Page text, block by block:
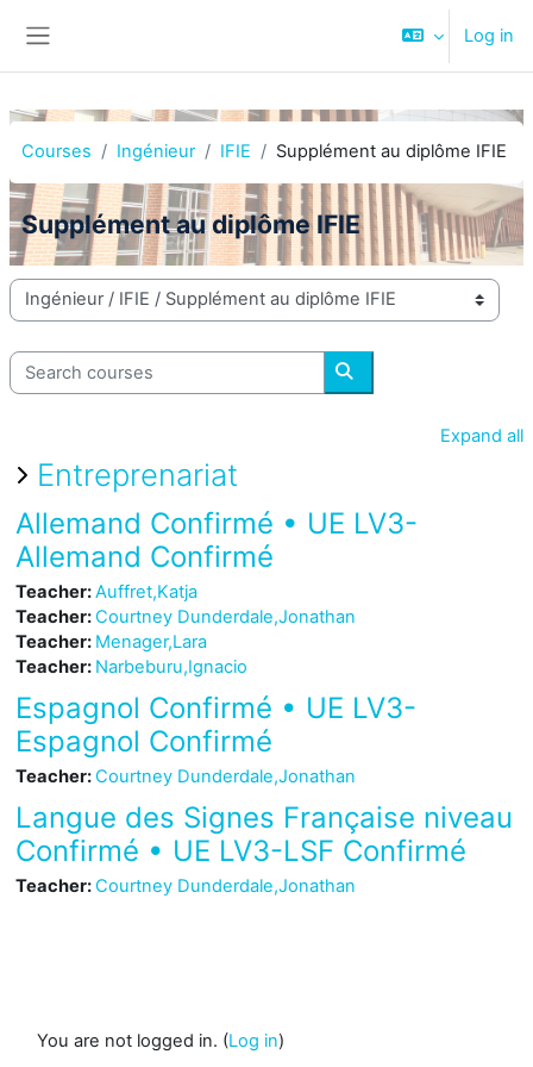
Log in
Courses Ingénieur IFIE Supplément au diplôme IFIE
Supplément au diplôme IFIE
Course categories
Search courses
Search courses
Expand all
Entreprenariat
Allemand Confirmé • UE LV3-
Allemand Confirmé
Teacher:Auffret,Katja
Teacher:Courtney Dunderdale,Jonathan
Teacher: Menager,Lara
Teacher: Narbeburu,Ignacio
Espagnol Confirmé • UE LV3-
Espagnol Confirmé
Teacher:Courtney Dunderdale,Jonathan
Langue des Signes Française niveau
Confirmé • UE LV3-LSF Confirmé
Teacher:Courtney Dunderdale,Jonathan
You are not logged in. (Log in)